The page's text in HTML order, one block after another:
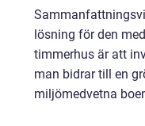
lösning för den
timmerhus är att
man bidrar till en
miljömedvetna